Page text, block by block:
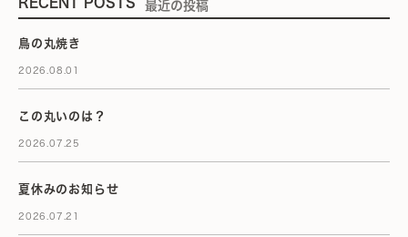
最近の投稿
鳥の丸焼き
2026.08.01
この丸いのは？
2026.07.25
夏休みのお知らせ
2026.07.21